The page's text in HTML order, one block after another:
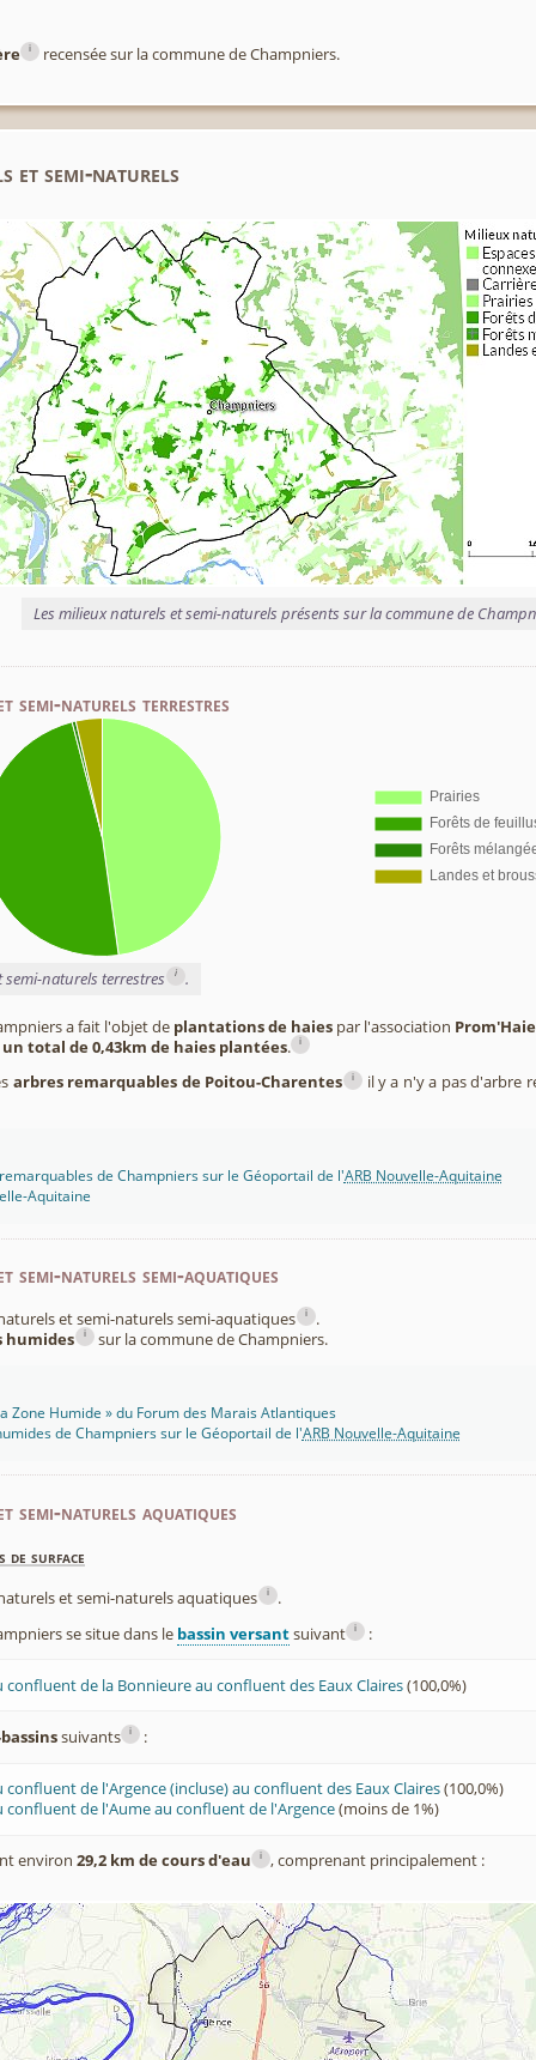
i recensée sur la commune de Champniers.
et semi-naturels
Les milieux naturels et semi-naturels présents sur la commune de
semi-naturels terrestres
semi-naturels terrestres i .
a fait l'objet de plantations de haiespar l'association
total de 0,43km de haies plantées. i
arbres remarquables de Poitou-Charentes i il y a n'y a pas d'arbre
de Champniers sur le Géoportail de l'ARB Nouvelle-Aquitaine
Aquitaine
naturels semi-aquatiques
et semi-naturels semi-aquatiques i
.
humides
i sur la commune de Champniers.
Zone Humide » du Forum des Marais Atlantiques
de Champniers sur le Géoportail de l'ARB Nouvelle-Aquitaine
semi-naturels aquatiques
de surface
et semi-naturels aquatiques i
.
se situe dans le bassin versantsuivant i :
confluent de la Bonnieure au confluent des Eaux Claires(100,0%)
suivants i :
confluent de l'Argence (incluse) au confluent des Eaux Claires(100,0%)
confluent de l'Aume au confluent de l'Argence(moins de 1%)
environ 29,2 km de cours d'eau i , comprenant principalement :